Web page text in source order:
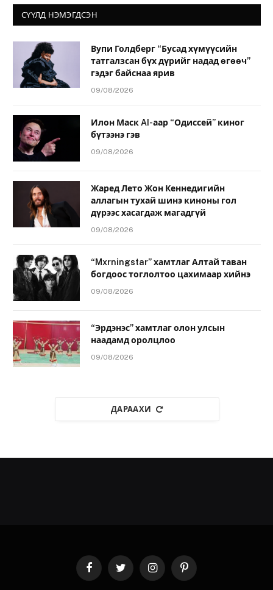
СҮҮЛД НЭМЭГДСЭН
Вупи Голдберг “Бусад хүмүүсийн
татгалзсан бүх дүрийг надад өгөөч”
гэдэг байснаа ярив
09/08/2026
Илон Маск AI-аар “Одиссей” киног
бүтээнэ гэв
09/08/2026
Жаред Лето Жон Кеннедигийн
аллагын тухай шинэ киноны гол
дүрээс хасагдаж магадгүй
09/08/2026
“Mxrningstar” хамтлаг Алтай таван
богдоос тоглолтоо цахимаар хийнэ
09/08/2026
“Эрдэнэс” хамтлаг олон улсын
наадамд оролцлоо
09/08/2026
ДАРААХИ
FacebookTwitter InstagramPinterest